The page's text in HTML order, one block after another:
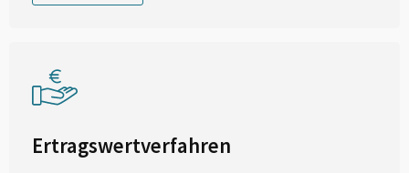
Ertragswertverfahren